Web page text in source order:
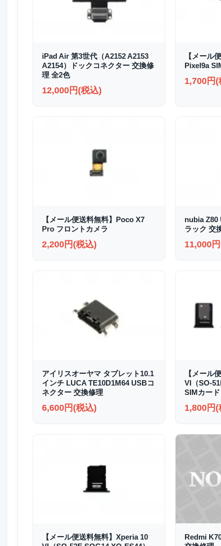
iPad Air 第3世代（A2152 A2153
A2154）ドックコネクター 交換修
理 全2色
12,000円(税込)
【メール
Pixel9a
1,700円(
【メール便送料無料】Poco X7
Pro フロントカメラ
2,200円(税込)
nubia Z80
ラック 交
11,000
アイリスオーヤマ タブレット10.1
インチ LUCA TE10D1M64 USBコ
ネクター 交換修理
6,600円(税込)
【メール
VI（SO-
SIMカー
1,800円(
【メール便送料無料】Xperia 10
Redmi